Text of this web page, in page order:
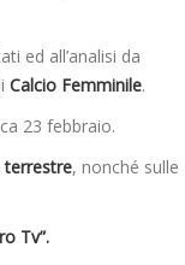
ed all’analisi da
Calcio Femminile.
23 febbraio.
terrestre, nonché sulle
Tv”.